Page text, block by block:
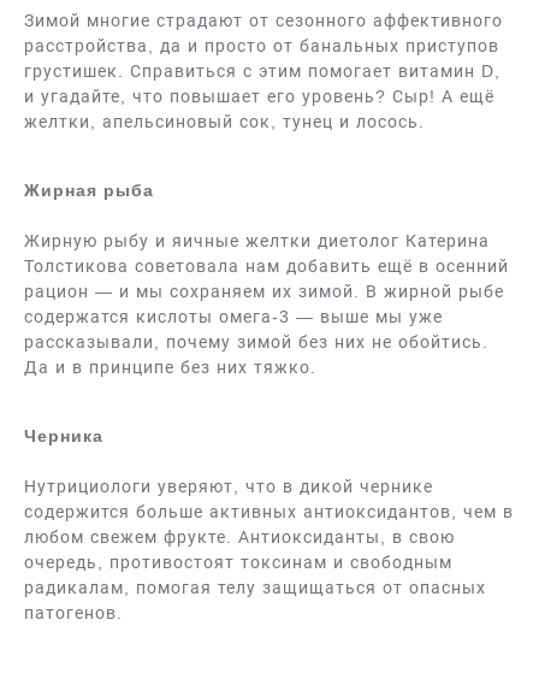
Зимой многие страдают от сезонного аффективного
расстройства, да и просто от банальных приступов
грустишек. Справиться с этим помогает витамин D,
и угадайте, что повышает его уровень? Сыр! А ещё
желтки, апельсиновый сок, тунец и лосось.
Жирная рыба
Жирную рыбу и яичные желтки диетолог Катерина
Толстикова советовала нам добавить ещё в осенний
рацион — и мы сохраняем их зимой. В жирной рыбе
содержатся кислоты омега-3 — выше мы уже
рассказывали, почему зимой без них не обойтись.
Да и в принципе без них тяжко.
Черника
Нутрициологи уверяют, что в дикой чернике
содержится больше активных антиоксидантов, чем в
любом свежем фрукте. Антиоксиданты, в свою
очередь, противостоят токсинам и свободным
радикалам, помогая телу защищаться от опасных
патогенов.